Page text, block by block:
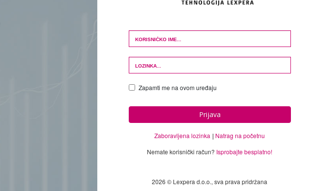
Zapamti me na ovom uređaju
Prijava
Zaboravljena lozinka
Natrag na početnu
Nemate korisnički račun? Isprobajte besplatno!
2026 © Lexpera d.o.o., sva prava pridržana